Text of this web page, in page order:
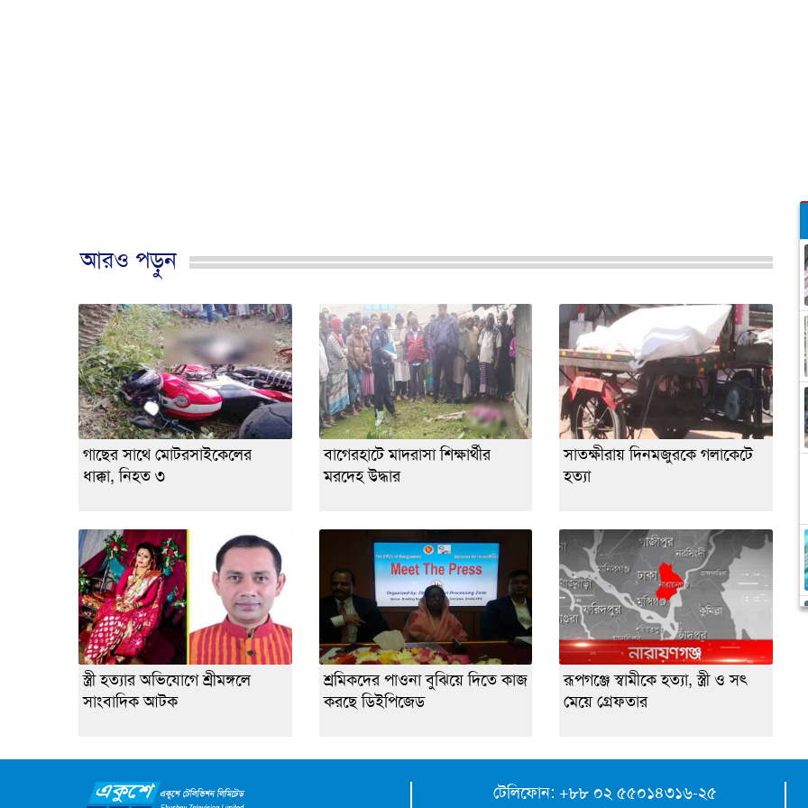
আরও পড়ুন
গাছের সাথে মোটরসাইকেলের
ধাক্কা, নিহত ৩
বাগেরহাটে মাদরাসা শিক্ষার্থীর
মরদেহ উদ্ধার
সাতক্ষীরায় দিনমজুরকে গলাকেটে
হত্যা
স্ত্রী হত্যার অভিযোগে শ্রীমঙ্গলে
সাংবাদিক আটক
শ্রমিকদের পাওনা বুঝিয়ে দিতে কাজ
করছে ডিইপিজেড
রূপগঞ্জে স্বামীকে হত্যা, স্ত্রী ও সৎ
মেয়ে গ্রেফতার
টেলিফোন: +৮৮ ০২ ৫৫০১৪৩১৬-২৫